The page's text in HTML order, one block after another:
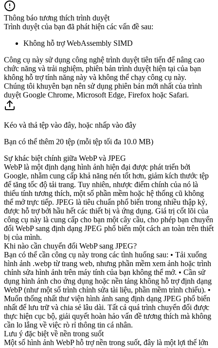
Thông báo tương thích trình duyệt
Trình duyệt của bạn đã phát hiện các vấn đề sau:
Không hỗ trợ WebAssembly SIMD
Công cụ này sử dụng công nghệ trình duyệt tiên tiến để nâng cao
chức năng và trải nghiệm, phiên bản trình duyệt hiện tại của bạn
không hỗ trợ tính năng này và không thể chạy công cụ này.
Chúng tôi khuyên bạn nên sử dụng phiên bản mới nhất của trình
duyệt Google Chrome, Microsoft Edge, Firefox hoặc Safari.
Kéo và thả tệp vào đây, hoặc nhấp vào đây
Bạn có thể thêm 20 tệp (mỗi tệp tối đa 10.0 MB)
Sự khác biệt chính giữa WebP và JPEG
WebP là một định dạng hình ảnh hiện đại được phát triển bởi
Google, nhằm cung cấp khả năng nén tốt hơn, giảm kích thước tệp
để tăng tốc độ tải trang. Tuy nhiên, nhược điểm chính của nó là
thiếu tính tương thích, một số phần mềm hoặc hệ thống cũ không
thể mở trực tiếp. JPEG là tiêu chuẩn phổ biến trong nhiều thập kỷ,
được hỗ trợ bởi hầu hết các thiết bị và ứng dụng. Giá trị cốt lõi của
công cụ này là cung cấp cho bạn một cây cầu, cho phép bạn chuyển
đổi WebP sang định dạng JPEG phổ biến một cách an toàn trên thiết
bị của mình.
Khi nào cần chuyển đổi WebP sang JPEG?
Bạn có thể cần công cụ này trong các tình huống sau: • Tải xuống
hình ảnh .webp từ trang web, nhưng phần mềm xem ảnh hoặc trình
chỉnh sửa hình ảnh trên máy tính của bạn không thể mở. • Cần sử
dụng hình ảnh cho ứng dụng hoặc nền tảng không hỗ trợ định dạng
WebP (như một số trình chỉnh sửa tài liệu, phần mềm trình chiếu). •
Muốn thống nhất thư viện hình ảnh sang định dạng JPEG phổ biến
nhất để lưu trữ và chia sẻ lâu dài. Tất cả quá trình chuyển đổi được
thực hiện cục bộ, giải quyết hoàn hảo vấn đề tương thích mà không
cần lo lắng về việc rò rỉ thông tin cá nhân.
Lưu ý đặc biệt về nền trong suốt
Một số hình ảnh WebP hỗ trợ nền trong suốt, đây là một lợi thế lớn